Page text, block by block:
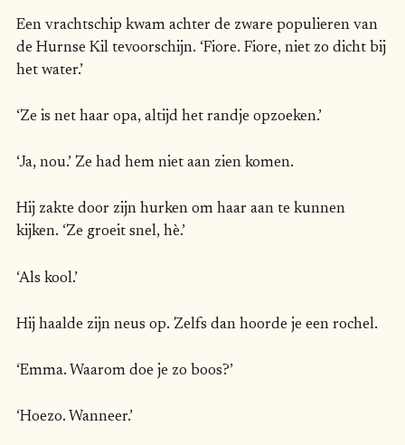
Een vrachtschip kwam achter de zware populieren van
de Hurnse Kil tevoorschijn. ‘Fiore. Fiore, niet zo dicht bij
het water.’
‘Ze is net haar opa, altijd het randje opzoeken.’
‘Ja, nou.’ Ze had hem niet aan zien komen.
Hij zakte door zijn hurken om haar aan te kunnen
kijken. ‘Ze groeit snel, hè.’
‘Als kool.’
Hij haalde zijn neus op. Zelfs dan hoorde je een rochel.
‘Emma. Waarom doe je zo boos?’
‘Hoezo. Wanneer.’